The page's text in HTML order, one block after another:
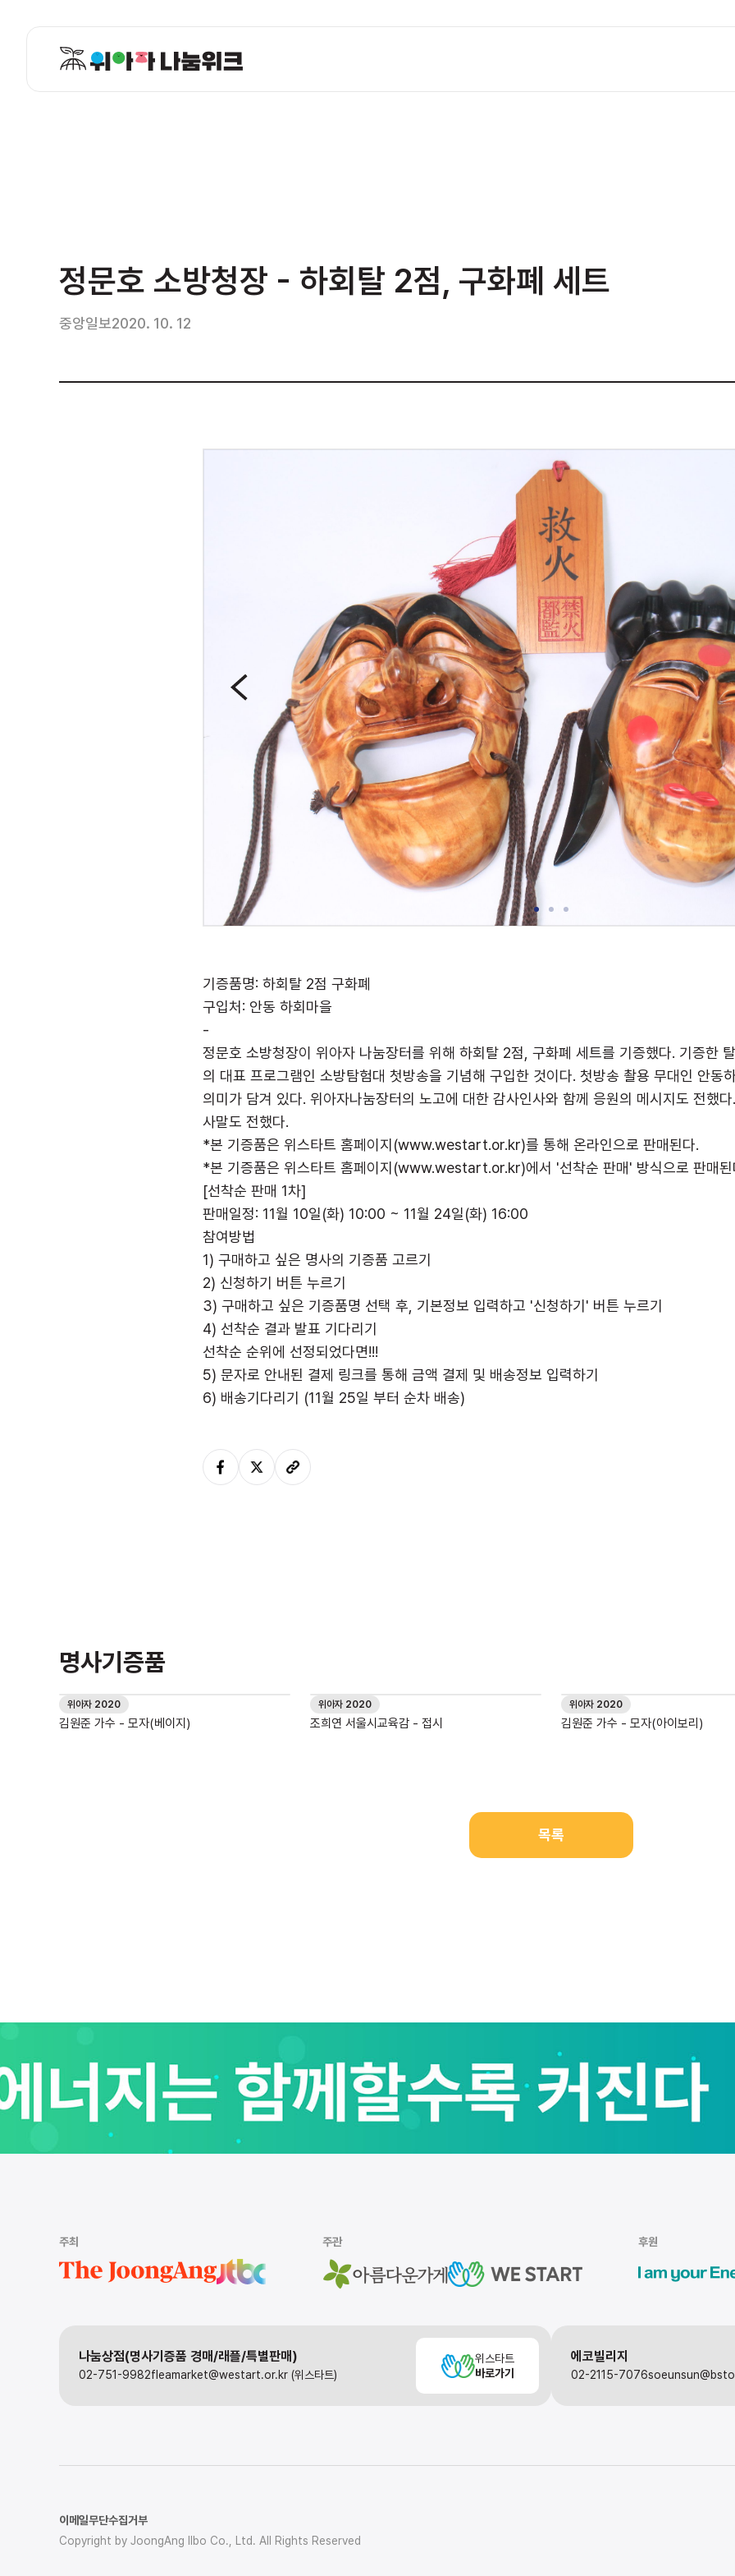
정문호 소방청장 - 하회탈 2점, 구화폐 세트
중앙일보2020. 10. 12
기증품명: 하회탈 2점 구화폐
구입처: 안동 하회마을
-
정문호 소방청장이 위아자 나눔장터를 위해 하회탈 2점, 구화폐 세트를 기증했다. 기증한
의 대표 프로그램인 소방탐험대 첫방송을 기념해 구입한 것이다. 첫방송 촬용 무대인 안동
의미가 담겨 있다. 위아자나눔장터의 노고에 대한 감사인사와 함께 응원의 메시지도 전했
사말도 전했다.
*본 기증품은 위스타트 홈페이지(www.westart.or.kr)를 통해 온라인으로 판매된다.
*본 기증품은 위스타트 홈페이지(www.westart.or.kr)에서 '선착순 판매' 방식으로 판매된
[선착순 판매 1차]
판매일정: 11월 10일(화) 10:00 ~ 11월 24일(화) 16:00
참여방법
1) 구매하고 싶은 명사의 기증품 고르기
2) 신청하기 버튼 누르기
3) 구매하고 싶은 기증품명 선택 후, 기본정보 입력하고 '신청하기' 버튼 누르기
4) 선착순 결과 발표 기다리기
선착순 순위에 선정되었다면!!!
5) 문자로 안내된 결제 링크를 통해 금액 결제 및 배송정보 입력하기
6) 배송기다리기 (11월 25일 부터 순차 배송)
명사기증품
위아자 2020
김원준 가수 - 모자(베이지)
위아자 2020
조희연 서울시교육감 - 접시
위아자 2020
김원준 가수 - 모자(아이보리)
목록
주최 주관 후원
나눔상점(명사기증품 경매/래플/특별판매)
02-751-9982fleamarket@westart.or.kr (위스타트)
위스타트
바로가기
에코빌리지
02-2115-7076
이메일무단수집거부
Copyright by JoongAng Ilbo Co., Ltd. All Rights Reserved